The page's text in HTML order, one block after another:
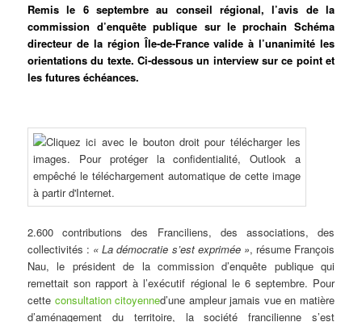
Remis le 6 septembre au conseil régional, l’avis de la
commission d’enquête publique sur le prochain Schéma
directeur de la région Île-de-France valide à l’unanimité les
orientations du texte. Ci-dessous un interview sur ce point et
les futures échéances.
2.600 contributions des Franciliens, des associations, des
collectivités : « La démocratie s’est exprimée », résume François
Nau, le président de la commission d’enquête publique qui
remettait son rapport à l’exécutif régional le 6 septembre. Pour
cette consultation citoyenned’une ampleur jamais vue en matière
d’aménagement du territoire, la société francilienne s’est